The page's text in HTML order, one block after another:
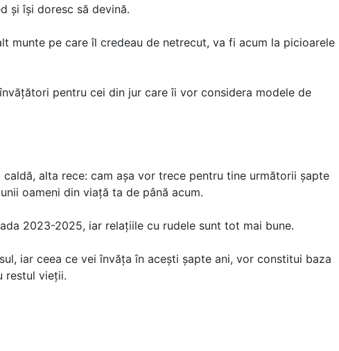
și își doresc să devină.
munte pe care îl credeau de netrecut, va fi acum la picioarele
pentru cei din jur care îi vor considera modele de
alta rece: cam așa vor trece pentru tine următorii șapte
oameni din viață ta de până acum.
2023-2025, iar relațiile cu rudele sunt tot mai bune.
iar ceea ce vei învăța în acești șapte ani, vor constitui baza
restul vieții.